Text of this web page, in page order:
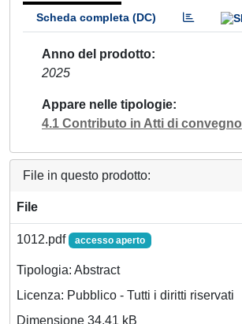
Scheda completa (DC)
Anno del prodotto
2025
Appare nelle tipologie
4.1 Contributo in Atti di convegno
File in questo prodotto:
File
1012.pdf accesso aperto
Tipologia: Abstract
Licenza: Pubblico - Tutti i diritti riservati
Dimensione 34.41 kB